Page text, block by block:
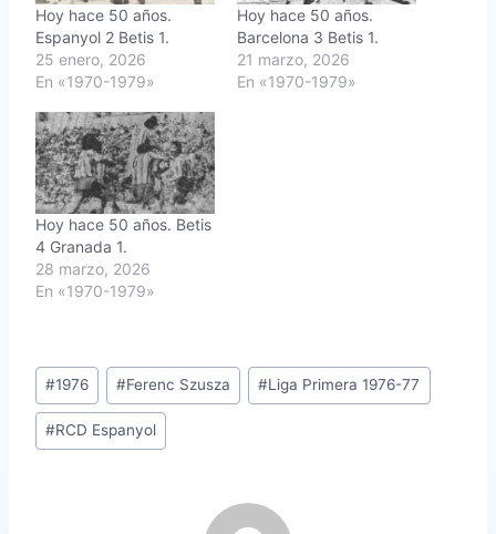
Hoy hace 50 años.
Espanyol 2 Betis 1.
25 enero, 2026
En «1970-1979»
Hoy hace 50 años.
Barcelona 3 Betis 1.
21 marzo, 2026
En «1970-1979»
Hoy hace 50 años. Betis
4 Granada 1.
28 marzo, 2026
En «1970-1979»
Etiquetas
de
la
#1976 #Ferenc Szusza #Liga Primera 1976-77
#RCD Espanyol